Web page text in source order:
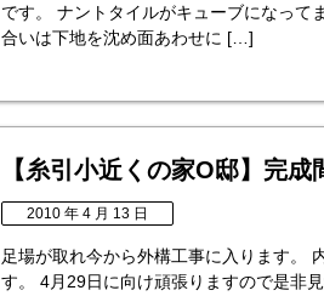
です。 ナントタイルがキューブになって
合いは下地を沈め面あわせに […]
【糸引小近くの家O邸】完成
2010 年 4 月 13 日
足場が取れ今から外構工事に入ります。
す。 4月29日に向け頑張りますので是非